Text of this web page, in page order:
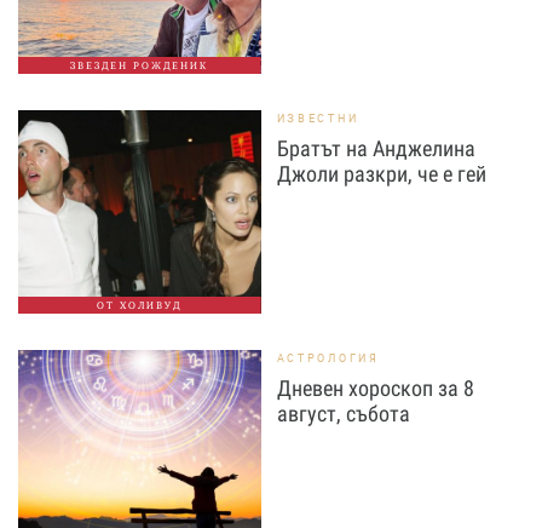
ЗВЕЗДЕН РОЖДЕНИК
ОТ ХОЛИВУД
ИЗВЕСТНИ
Братът на Анджелина
Джоли разкри, че е гей
АСТРОЛОГИЯ
Дневен хороскоп за 8
август, събота